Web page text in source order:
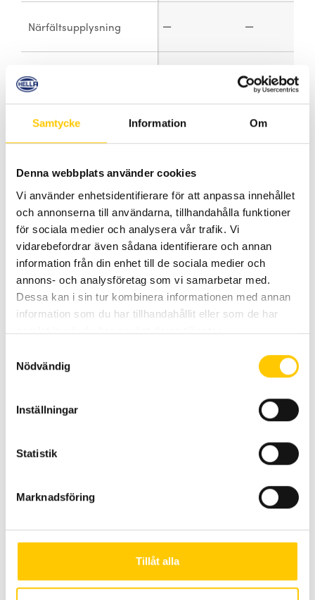
Samtycke Information Om
Denna webbplats använder cookies
Vi använder enhetsidentifierare för att anpassa innehållet
och annonserna till användarna, tillhandahålla funktioner
för sociala medier och analysera vår trafik. Vi
vidarebefordrar även sådana identifierare och annan
information från din enhet till de sociala medier och
annons- och analysföretag som vi samarbetar med.
Dessa kan i sin tur kombinera informationen med annan
information som du har tillhandahållit eller som de har
samlat in när du har använt deras tjänster.
Nödvändig
Inställningar
Statistik
Marknadsföring
Tillåt alla
Närfältsupplysning
Långtgående Upplysning
Effektfbrukning
Lumen
Färgtemperatur
Skyddsklass
ECE-R149
Böjd
79 W 81 W
5410 lm
5700 K
IP68, IP69K IP68, IP69K